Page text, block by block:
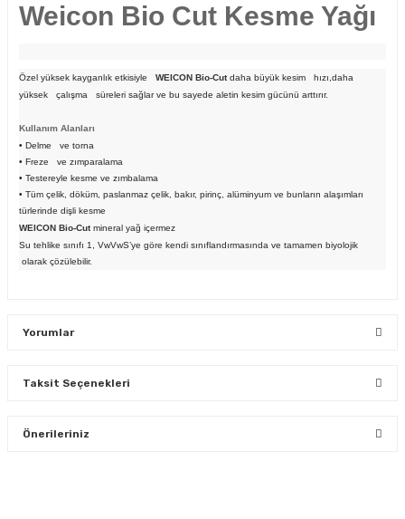
Weicon Bio Cut Kesme Yağı
Özel yüksek kayganlık etkisiyle WEICON Bio-Cut daha büyük kesim hızı,daha
yüksek çalışma süreleri sağlar ve bu sayede aletin kesim gücünü arttırır.
Kullanım Alanları
• Delme ve torna
• Freze ve zımparalama
• Testereyle kesme ve zımbalama
• Tüm çelik, döküm, paslanmaz çelik, bakır, pirinç, alüminyum ve bunların alaşımları
türlerinde dişli kesme
WEICON Bio-Cut mineral yağ içermez
Su tehlike sınıfı 1, VwVwS’ye göre kendi sınıflandırmasında ve tamamen biyolojik
olarak çözülebilir.
Yorumlar
Taksit Seçenekleri
Önerileriniz